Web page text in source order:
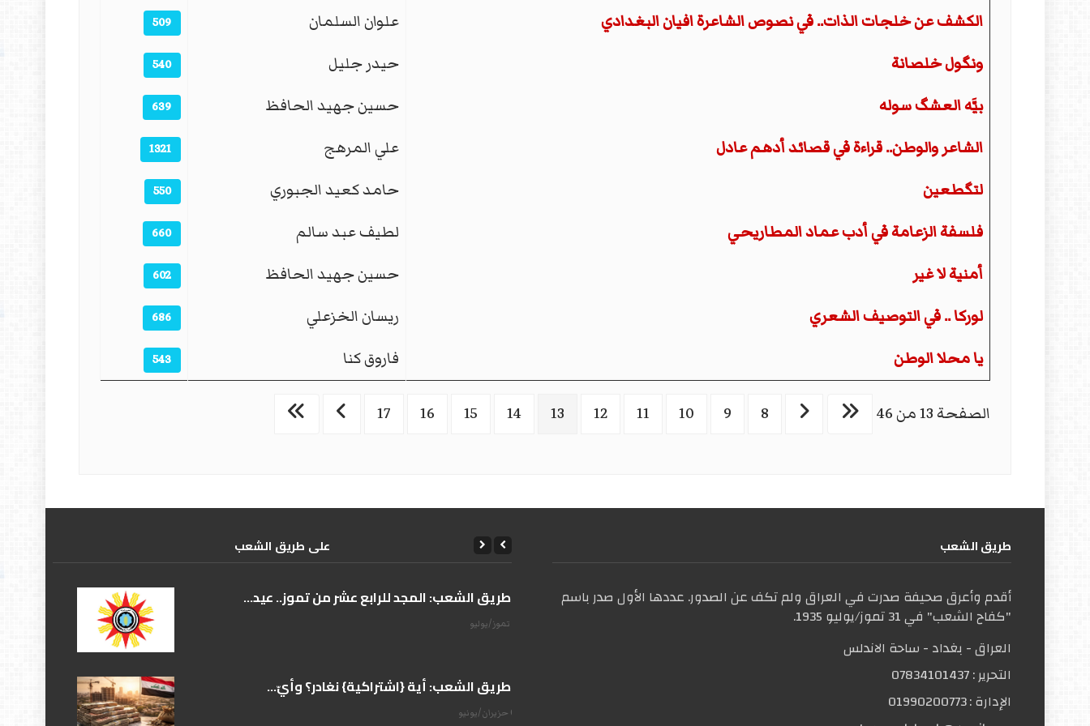
الكشف عن خلجات الذات.. في نصوص الشاعرة افيان البغدادي علوان السلمان 509
ونگول خلصانة حيدر جليل 540
بيَّه العشگ سوله حسين جهيد الحافظ 639
الشاعر والوطن.. قراءة في قصائد أدهم عادل علي المرهج 1321
لتگطعين حامد كعيد الجبوري 550
فلسفة الزعامة في أدب عماد المطاريحي لطيف عبد سالم 660
أمنية لا غير حسين جهيد الحافظ 602
لوركا .. في التوصيف الشعري ريسان الخزعلي 686
يا محلا الوطن فاروق كنا 543
الصفحة 13 من 46 8
9
10
11
12
13
14
15
16
17
طریق الشعب
أقدم وأعرق صحيفة صدرت في العراق ولم تكف عن الصدور. عددها الأول صدر باسم
"كفاح الشعب" في 31 تموز/يوليو 1935.
العراق - بغداد - ساحة الاندلس
التحریر :07834101437
الإدارة :01990200773
علی طریق الشعب
على طريق الشعب: المجد للرابع عشر من تموز.. عيد...
على طريق الشعب: أية {اشتراكية} نغادر؟ وأيّ...
07 حزيران/يونيو